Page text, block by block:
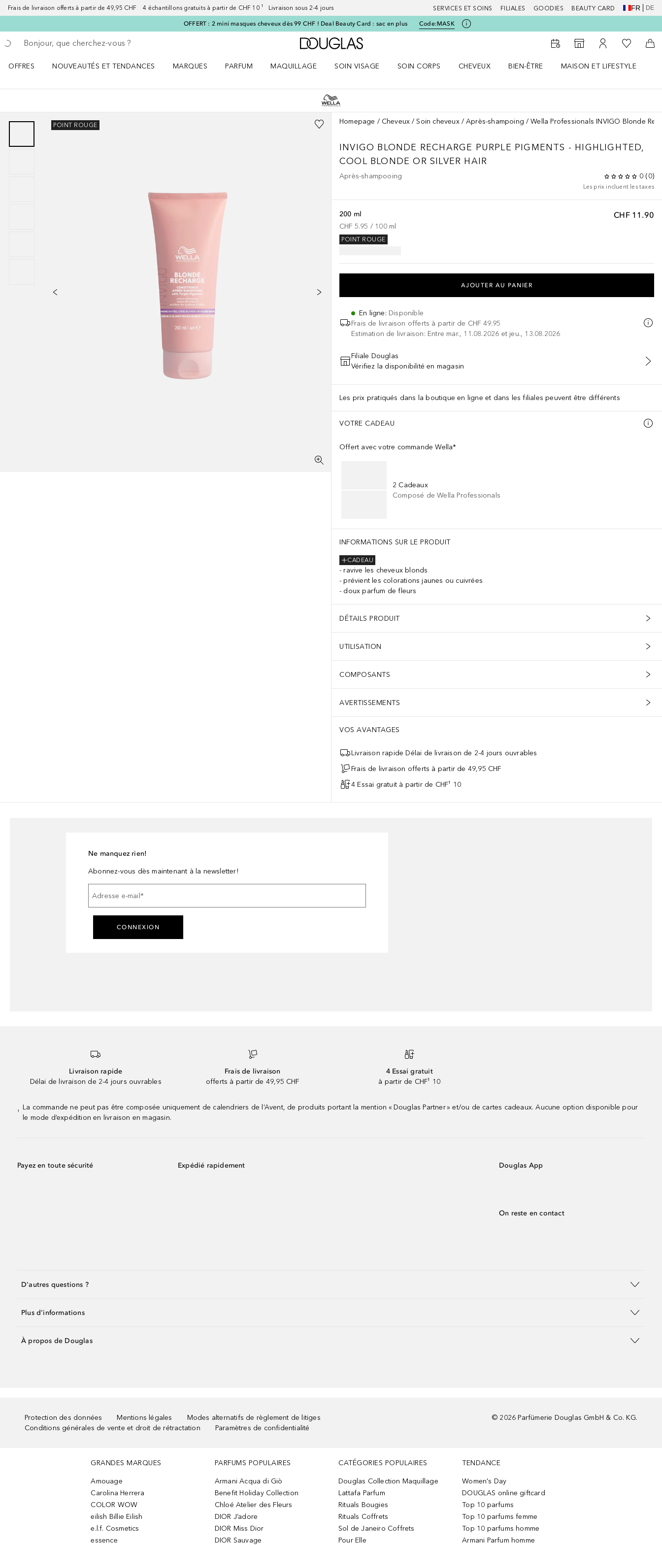
Frais de livraison offerts à partir de 49,95 CHF 4 échantillons gratuits à partir de CHF 10 ¹ Livraison sous 2-4 jours SERVICES ET SOINS FILIALES GOODIES BEAUTY CARD FR DE
OFFERT : 2 mini masques cheveux dès 99 CHF ! Deal Beauty Card : sac en plus Code:MASK
Retourner
Exécuter la recherche
Vers l'accueil Douglas
Vers le Storefinder
Vers Mon Compte
Vers Ma
OFFRES
NOUVEAUTÉS ET TENDANCES
MARQUES
PARFUM
MAQUILLAGE
SOIN VISAGE
SOIN CORPS
CHEVEUX
BIEN-ÊTRE
MAISON ET LIFESTYLE
POINT ROUGE Homepage Cheveux Soin cheveux Après-shampoing Wella Professionals INVIGO Blonde
INVIGO BLONDE RECHARGE PURPLE PIGMENTS - HIGHLIGHTED,
COOL BLONDE OR SILVER HAIR
Après-shampooing 0 (0)
Les prix incluent les taxes
CHF 11.90
200 ml
CHF 5.95 / 100 ml
POINT ROUGE
AJOUTER AU PANIER
En ligne: Disponible
Frais de livraison offerts à partir de CHF 49.95
Estimation de livraison: Entre mar., 11.08.2026 et jeu., 13.08.2026
Filiale Douglas
Vérifiez la disponibilité en magasin
Les prix pratiqués dans la boutique en ligne et dans les filiales peuvent être différents
VOTRE CADEAU
Offert avec votre commande Wella*
2 Cadeaux
Composé de Wella Professionals
INFORMATIONS SUR LE PRODUIT
CADEAU
ravive les cheveux blonds
prévient les colorations jaunes ou cuivrées
doux parfum de fleurs
DÉTAILS PRODUIT
UTILISATION
COMPOSANTS
AVERTISSEMENTS
VOS AVANTAGES
Livraison rapide Délai de livraison de 2-4 jours ouvrables
Frais de livraison offerts à partir de 49,95 CHF
4 Essai gratuit à partir de CHF¹ 10
Ne manquez rien!
Abonnez-vous dès maintenant à la newsletter!
Adresse e-mail *
CONNEXION
Livraison rapide
Délai de livraison de 2-4 jours ouvrables
Frais de livraison
offerts à partir de 49,95 CHF
4 Essai gratuit
à partir de CHF¹ 10
¹
La commande ne peut pas être composée uniquement de calendriers de l’Avent, de produits portant la mention « Douglas Partner » et/ou de cartes cadeaux. Aucune option disponible pour
le mode d’expédition en livraison en magasin.
Payez en toute sécurité Expédié rapidement Douglas App
On reste en contact
D'autres questions ?
Plus d'informations
À propos de Douglas
Protection des données Mentions légales
Modes alternatifs de règlement de litiges
Conditions générales de vente et droit de rétractation
Paramètres de confidentialité
© 2026 Parfümerie Douglas GmbH & Co. KG.
GRANDES MARQUES
Amouage
Carolina Herrera
COLOR WOW
eilish Billie Eilish
e.l.f. Cosmetics
essence
PARFUMS POPULAIRES
Armani Acqua di Giò
Benefit Holiday Collection
Chloé Atelier des Fleurs
DIOR J’adore
DIOR Miss Dior
DIOR Sauvage
CATÉGORIES POPULAIRES
Douglas Collection Maquillage
Lattafa Parfum
Rituals Bougies
Rituals Coffrets
Sol de Janeiro Coffrets
Pour Elle
TENDANCE
Women's Day
DOUGLAS online giftcard
Top 10 parfums
Top 10 parfums femme
Top 10 parfums homme
Armani Parfum homme